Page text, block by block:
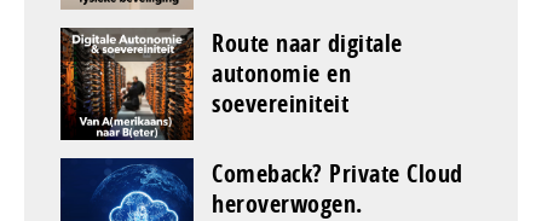
Route naar digitale
autonomie en
soevereiniteit
Comeback? Private Cloud
heroverwogen.